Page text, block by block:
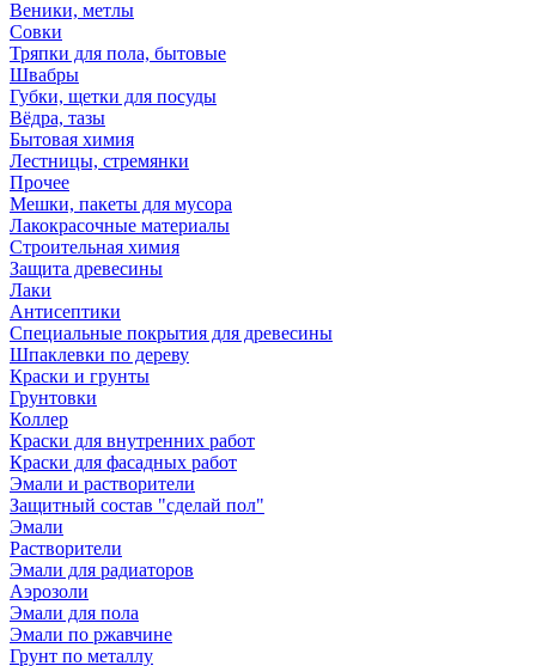
Веники, метлы
Совки
Тряпки для пола, бытовые
Швабры
Губки, щетки для посуды
Вёдра, тазы
Бытовая химия
Лестницы, стремянки
Прочее
Мешки, пакеты для мусора
Лакокрасочные материалы
Строительная химия
Защита древесины
Лаки
Антисептики
Специальные покрытия для древесины
Шпаклевки по дереву
Краски и грунты
Грунтовки
Коллер
Краски для внутренних работ
Краски для фасадных работ
Эмали и растворители
Защитный состав "сделай пол"
Эмали
Растворители
Эмали для радиаторов
Аэрозоли
Эмали для пола
Эмали по ржавчине
Грунт по металлу